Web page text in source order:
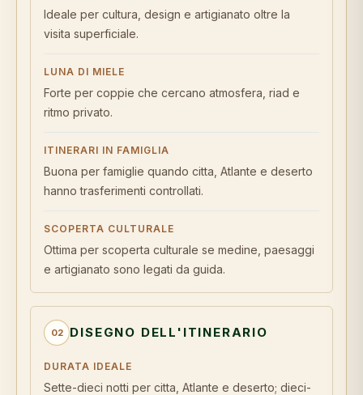
Ideale per cultura, design e artigianato oltre la
visita superficiale.
LUNA DI MIELE
Forte per coppie che cercano atmosfera, riad e
ritmo privato.
ITINERARI IN FAMIGLIA
Buona per famiglie quando citta, Atlante e deserto
hanno trasferimenti controllati.
SCOPERTA CULTURALE
Ottima per scoperta culturale se medine, paesaggi
e artigianato sono legati da guida.
02 DISEGNO DELL'ITINERARIO
DURATA IDEALE
Sette-dieci notti per citta, Atlante e deserto; dieci-